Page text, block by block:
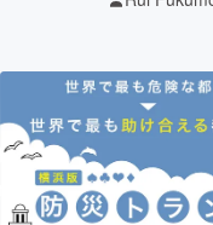
テクノロジ
映像・映画